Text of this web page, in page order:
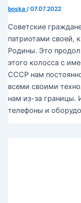
boska /07.07.2022
Советские
патриотами своей,
Родины. Это
этого колосса с
СССР нам
всеми своими
нам из-за границы.
телефоны и